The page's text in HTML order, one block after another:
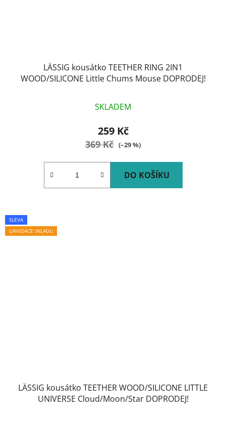
LÄSSIG kousátko TEETHER RING 2IN1
WOOD/SILICONE Little Chums Mouse DOPRODEJ!
SKLADEM
259 Kč
369 Kč (–29 %)
DO KOŠÍKU
SLEVA
LIKVIDACE SKLADU
LÄSSIG kousátko TEETHER WOOD/SILICONE LITTLE
UNIVERSE Cloud/Moon/Star DOPRODEJ!